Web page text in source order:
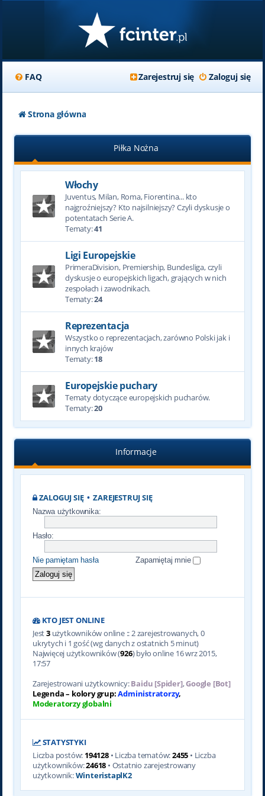
FAQ Zaloguj się
Zarejestruj się
Strona główna
Piłka Nożna
Włochy
Juventus, Milan, Roma, Fiorentina... kto
najgroźniejszy? Kto najsilniejszy? Czyli dyskusje o
potentatach Serie A.
Tematy:41
Ligi Europejskie
PrimeraDivision, Premiership, Bundesliga, czyli
dyskusje o europejskich ligach, grających w nich
zespołach i zawodnikach.
Tematy:24
Reprezentacja
Wszystko o reprezentacjach, zarówno Polski jak i
innych krajów
Tematy:18
Europejskie puchary
Tematy dotyczące europejskich pucharów.
Tematy:20
Informacje
ZALOGUJ SIĘ•ZAREJESTRUJ SIĘ
Nazwa użytkownika:
Hasło:
Nie pamiętam hasła Zapamiętaj mnie
KTO JEST ONLINE
Jest3użytkowników online :: 2 zarejestrowanych, 0
ukrytych i 1 gość (wg danych z ostatnich 5 minut)
Najwięcej użytkowników (926) było online 16 wrz 2015,
17:57
Zarejestrowani użytkownicy:Baidu [Spider],Google [Bot]
Legenda – kolory grup:Administratorzy,
Moderatorzy globalni
STATYSTYKI
Liczba postów: 194128• Liczba tematów:2455 • Liczba
użytkowników:24618 • Ostatnio zarejestrowany
użytkownik:WinteristaplK2